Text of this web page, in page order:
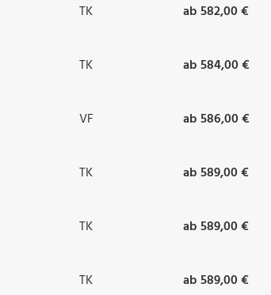
TK ab 582,00 €
TK ab 584,00 €
VF ab 586,00 €
TK ab 589,00 €
TK ab 589,00 €
TK ab 589,00 €